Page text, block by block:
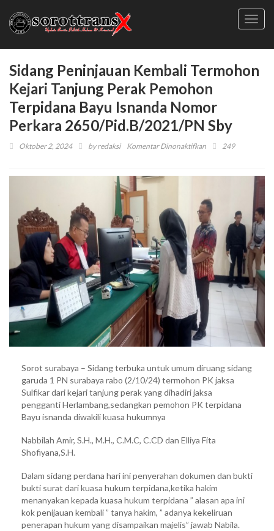
Sidang Peninjauan Kembali Termohon
Kejari Tanjung Perak Pemohon
Terpidana Bayu Isnanda Nomor
Perkara 2650/Pid.B/2021/PN Sby
Oktober 2, 2024 byredaksi Komentar Dinonaktifkanpada
Kejari
Tanjung
Perak
Pemohon
Terpidana
Bayu
Isnanda
Nomor
2650/Pid.B/2021/PN
Sby
249
Sorot surabaya – Sidang terbuka untuk umum diruang sidang
garuda 1 PN surabaya rabo (2/10/24) termohon PK jaksa
Sulfikar dari kejari tanjung perak yang dihadiri jaksa
pengganti Herlambang,sedangkan pemohon PK terpidana
Bayu isnanda diwakili kuasa hukumnya
Nabbilah Amir, S.H., M.H., C.M.C, C.CD dan Elliya Fita
Shofiyana,S.H.
Dalam sidang perdana hari ini penyerahan dokumen dan bukti
bukti surat dari kuasa hukum terpidana,ketika hakim
menanyakan kepada kuasa hukum terpidana ” alasan apa ini
kok penijauan kembali ” tanya hakim, ” adanya kekeliruan
penerapan hukum yang disampaikan majelis” jawab Nabila.